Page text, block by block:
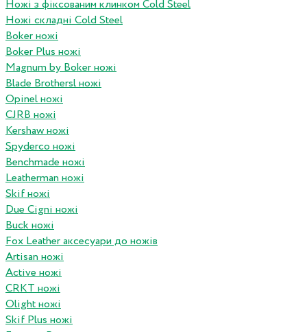
Ножі з фіксованим клинком Cold Steel
Ножі складні Cold Steel
Boker ножі
Boker Plus ножі
Magnum by Boker ножі
Blade Brothersl ножі
Opinel ножі
CJRB ножі
Kershaw ножі
Spyderco ножі
Benchmade ножі
Leatherman ножі
Skif ножі
Due Cigni ножі
Buck ножі
Fox Leather аксесуари до ножів
Artisan ножі
Active ножі
CRKT ножі
Olight ножі
Skif Plus ножі